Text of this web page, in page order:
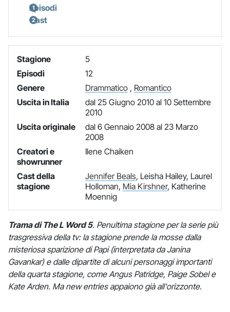
Episodi
Cast
Stagione
5
Episodi
12
Genere
Drammatico, Romantico
Uscita in Italia
dal 25 Giugno 2010 al 10 Settembre
2010
Uscita originale
dal 6 Gennaio 2008 al 23 Marzo
2008
Creatori e
showrunner
Ilene Chaiken
Cast della
stagione
Jennifer Beals, Leisha Hailey, Laurel
Holloman, Mia Kirshner, Katherine
Moennig
Trama di The L Word 5. Penultima stagione per la serie più
trasgressiva della tv: la stagione prende la mosse dalla
misteriosa sparizione di Papi (interpretata da Janina
Gavankar) e dalle dipartite di alcuni personaggi importanti
della quarta stagione, come Angus Patridge, Paige Sobel e
Kate Arden. Ma new entries appaiono già all'orizzonte.